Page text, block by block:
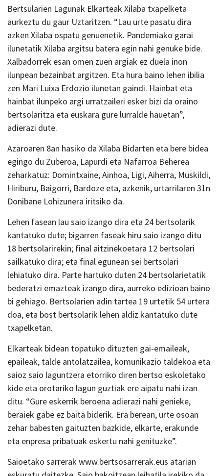
Bertsularien Lagunak Elkarteak Xilaba txapelketa
aurkeztu du gaur Uztaritzen. “Lau urte pasatu dira
azken Xilaba ospatu genuenetik. Pandemiako garai
ilunetatik Xilaba argitsu batera egin nahi genuke bide.
Xalbadorrek esan omen zuen argiak ez duela inon
ilunpean bezainbat argitzen. Eta hura baino lehen ibilia
zen Mari Luixa Erdozio ilunetan gaindi. Hainbat eta
hainbat ilunpeko argi urratzaileri esker bizi da oraino
bertsolaritza eta euskara gure lurralde hauetan”,
adierazi dute.
Azaroaren 8an hasiko da Xilaba Bidarten eta bere bidea
egingo du Zuberoa, Lapurdi eta Nafarroa Beherea
zeharkatuz: Domintxaine, Ainhoa, Ligi, Aiherra, Muskildi,
Hiriburu, Baigorri, Bardoze eta, azkenik, urtarrilaren 31n
Donibane Lohizunera iritsiko da.
Lehen fasean lau saio izango dira eta 24 bertsolarik
kantatuko dute; bigarren faseak hiru saio izango ditu
18 bertsolarirekin; final aitzinekoetara 12 bertsolari
sailkatuko dira; eta final egunean sei bertsolari
lehiatuko dira. Parte hartuko duten 24 bertsolarietatik
bederatzi emazteak izango dira, aurreko edizioan baino
bi gehiago. Bertsolarien adin tartea 19 urtetik 54 urtera
doa, eta bost bertsolarik lehen aldiz kantatuko dute
txapelketan.
Elkarteak bidean topatuko dituzten gai-emaileak,
epaileak, talde antolatzailea, komunikazio taldekoa eta
saioz saio laguntzera etorriko diren bertso eskoletako
kide eta orotariko lagun guztiak ere aipatu nahi izan
ditu. “Gure eskerrik beroena adierazi nahi genieke,
beraiek gabe ez baita biderik. Era berean, urte osoan
zehar babesten gaituzten bazkide, elkarte, erakunde
eta enpresa pribatuak eskertu nahi genituzke”.
Saioetako sarrerak www.bertsosarrerak.eus atarian